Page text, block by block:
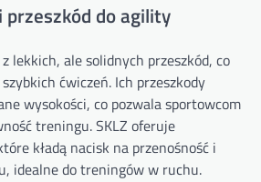
do agility
lekkich, ale solidnych przeszkód, co
ćwiczeń. Ich przeszkody
wysokości, co pozwala sportowcom
treningu. SKLZ oferuje
kładą nacisk na przenośność i
idealne do treningów w ruchu.